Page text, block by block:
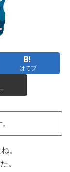
はてブ
。
。